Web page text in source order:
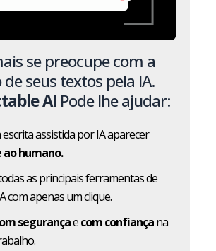
se preocupe com a
seus textos pela IA.
AI Pode lhe ajudar:
escrita assistida por IA aparecer
humano.
as principais ferramentas de
com apenas um clique.
segurançaecom confiançana